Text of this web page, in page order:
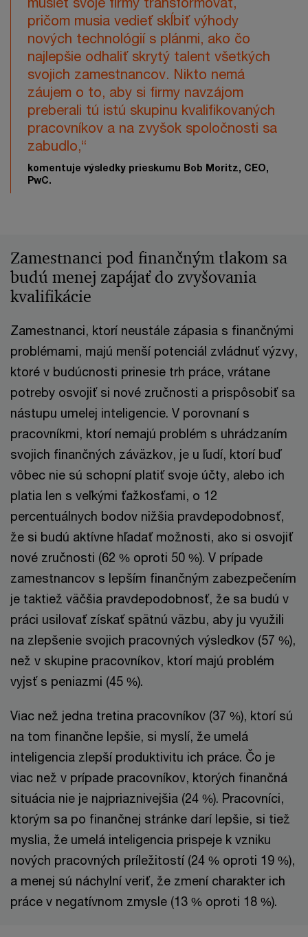
pričom musia vedieť skĺbiť výhody
nových technológií s plánmi, ako čo
najlepšie odhaliť skrytý talent všetkých
svojich zamestnancov. Nikto nemá
záujem o to, aby si firmy navzájom
preberali tú istú skupinu kvalifikovaných
pracovníkov a na zvyšok spoločnosti sa
zabudlo,“
komentuje výsledky prieskumu Bob Moritz, CEO,
PwC.
Zamestnanci pod finančným tlakom sa
budú menej zapájať do zvyšovania
kvalifikácie
Zamestnanci, ktorí neustále zápasia s finančnými
problémami, majú menší potenciál zvládnuť výzvy,
ktoré v budúcnosti prinesie trh práce, vrátane
potreby osvojiť si nové zručnosti a prispôsobiť sa
nástupu umelej inteligencie. V porovnaní s
pracovníkmi, ktorí nemajú problém s uhrádzaním
svojich finančných záväzkov, je u ľudí, ktorí buď
vôbec nie sú schopní platiť svoje účty, alebo ich
platia len s veľkými ťažkosťami, o 12
percentuálnych bodov nižšia pravdepodobnosť,
že si budú aktívne hľadať možnosti, ako si osvojiť
nové zručnosti (62 % oproti 50 %). V prípade
zamestnancov s lepším finančným zabezpečením
je taktiež väčšia pravdepodobnosť, že sa budú v
práci usilovať získať spätnú väzbu, aby ju využili
na zlepšenie svojich pracovných výsledkov (57 %),
než v skupine pracovníkov, ktorí majú problém
vyjsť s peniazmi (45 %).
Viac než jedna tretina pracovníkov (37 %), ktorí sú
na tom finančne lepšie, si myslí, že umelá
inteligencia zlepší produktivitu ich práce. Čo je
viac než v prípade pracovníkov, ktorých finančná
situácia nie je najpriaznivejšia (24 %). Pracovníci,
ktorým sa po finančnej stránke darí lepšie, si tiež
myslia, že umelá inteligencia prispeje k vzniku
nových pracovných príležitostí (24 % oproti 19 %),
a menej sú náchylní veriť, že zmení charakter ich
práce v negatívnom zmysle (13 % oproti 18 %).